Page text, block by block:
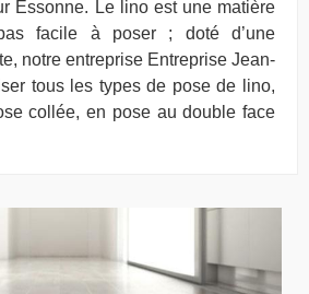
Essonne. Le lino est une matière
facile à poser ; doté d’une
notre entreprise Entreprise Jean-
tous les types de pose de lino,
collée, en pose au double face